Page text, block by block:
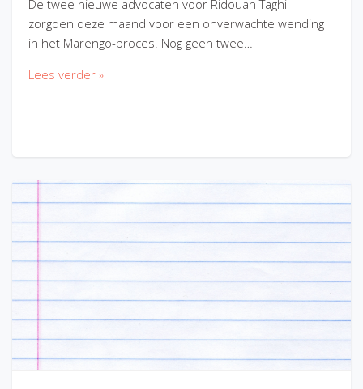
De twee nieuwe advocaten voor Ridouan Taghi
zorgden deze maand voor een onverwachte wending
in het Marengo-proces. Nog geen twee…
Lees verder »